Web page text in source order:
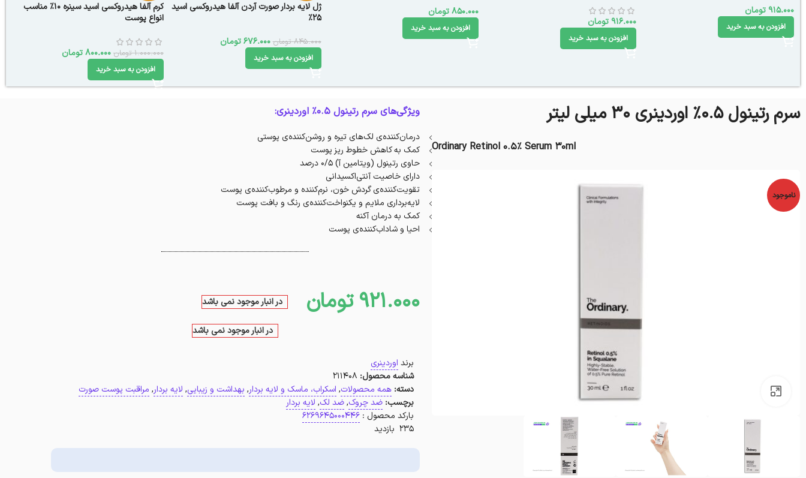
915.000 تومان
افزودن به سبد خرید 916.000 تومان
افزودن به سبد خرید
850.000 تومان
افزودن به سبد خرید
ژل لایه بردار صورت آردن آلفا هیدروکسی اسید
25%
845.000 تومان 676.000 تومان
افزودن به سبد خرید
کرم آلفا هیدروکسی اسید سینره 10% مناسب
انواع پوست
1.000.000 تومان 800.000تومان
افزودن به سبد خرید
سرم رتینول 0.5% اوردینری 30 میلی لیتر
Ordinary Retinol 0.5% Serum 30ml
ناموجود
ویژگی‌های سرم رتینول 0.5% اوردینری:
درمان‌کننده‌ی لک‌های تیره و روشن‌کننده‌ی پوستی
کمک به کاهش خطوط ریز پوست
حاوی رتینول (ویتامین آ) ۰/۵ درصد
دارای خاصیت آنتی‌اکسیدانی
تقویت‌کننده‌ی گردش خون، نرم‌کننده و مرطوب‌کننده‌ی پوست
لایه‌برداری ملایم و یکنواخت‌کننده‌ی رنگ و بافت پوست
کمک به درمان آکنه
احیا و شاداب‌کننده‌ی پوست
921.000 تومان در انبار موجود نمی باشد
در انبار موجود نمی باشد
برند اوردینری
شناسه محصول: 211408
دسته: همه محصولات, اسکراب، ماسک و لایه بردار, بهداشت و زیبایی, لایه بردار, مراقبت پوست صورت
برچسب: ضد چروک, ضد لک, لایه بردار
بارکد محصول :6269645000446
235 بازدید